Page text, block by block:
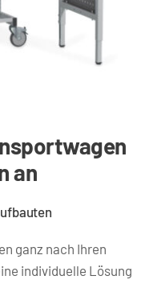
an
ganz nach Ihren
individuelle Lösung